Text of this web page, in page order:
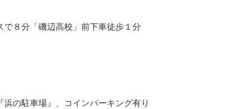
で８分「磯辺高校」前下車徒歩１分
浜の駐車場』、コインパーキング有り